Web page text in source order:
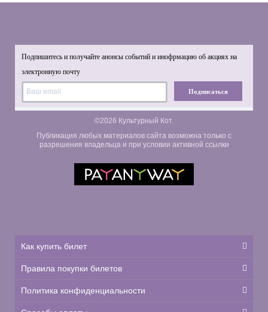
Подпишитесь и получайте анонсы событий и инофрмацию об акциях на
электронную почту
Подписаться
©2026 Культурный Кот.
Публикация любых материалов сайта возможна только с
разрешения владельца и при условии активной ссылки
Как купить билет
Правила покупки билетов
Политика конфиденциальности